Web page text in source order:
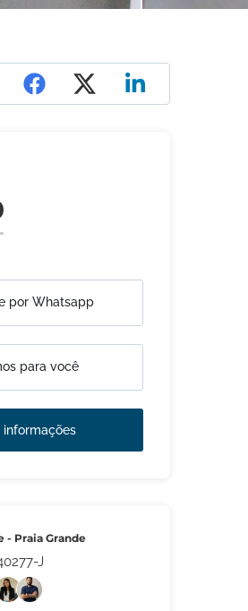
por Whatsapp
para você
informações
- Praia Grande
J